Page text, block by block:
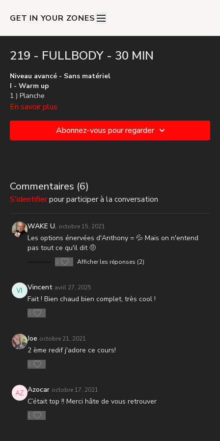
GET IN YOUR ZONES
219 - FULLBODY - 30 MIN
Niveau avancé - Sans matériel
I - Warm up
1 ) Planche
2 ) Ciseaux > Squat / Fentes
II - Block 1
1 ) Pompes > Jack (+5 Jack / tour)
III - Block 2
1 ) Breaker > Gainage
3 ) Crunch cross
4 ) Roll Back > Run
5 ) Touch toes
6 ) Repos / Squat hold
1 ) Sit Up
2 ) Mountain climber > Stand up jack
3 ) Squat > Squat jump > Burpee
En savoir plus
Abonnez-vous pour regarder
Commentaires (6)
S'identifierpour participer à la conversation
WAKE U. octobre 15, 2021
Les options énervées d'Anthony = 💦 Mais on n'entend
pas tout ce qu'il dit 🤨
0 Afficher les réponses (2)
Vincent avril 27, 2025
Fait ! Bien chaud bien complet, très cool !
0
Joe octobre 21, 2021
2 ème redif j'adore ce cours!
0
Azocar octobre 17, 2021
C’était top !! Merci hâte de vous retrouver
1